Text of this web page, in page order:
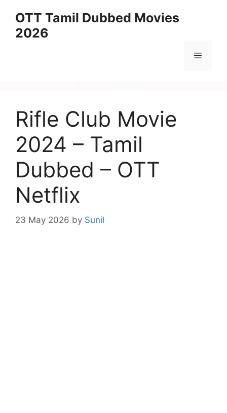
content
OTT Tamil Dubbed Movies
2026
Menu
Rifle Club Movie
2024 – Tamil
Dubbed – OTT
Netflix
23 May 2026 by Sunil